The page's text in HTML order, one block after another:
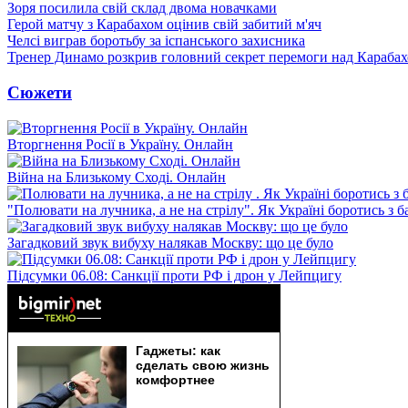
Зоря посилила свій склад двома новачками
Герой матчу з Карабахом оцінив свій забитий м'яч
Челсі виграв боротьбу за іспанського захисника
Тренер Динамо розкрив головний секрет перемоги над
Сюжети
Вторгнення Росії в Україну. Онлайн
Війна на Близькому Сході. Онлайн
"Полювати на лучника, а не на стрілу". Як Україні боротись з
Загадковий звук вибуху налякав Москву: що це було
Підсумки 06.08: Санкції проти РФ і дрон у Лейпцигу